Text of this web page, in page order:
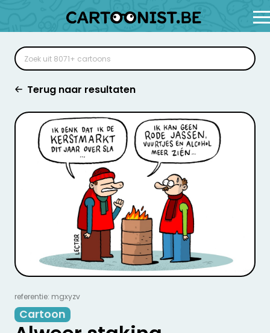
Terug naar resultaten
referentie: mgxyzv
Cartoon